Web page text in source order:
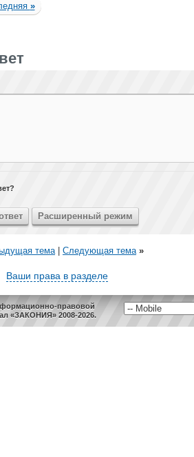
»
тема| Следующая тема »
Ваши права в разделе
правовой
«ЗАКОНИЯ» 2008-2026.